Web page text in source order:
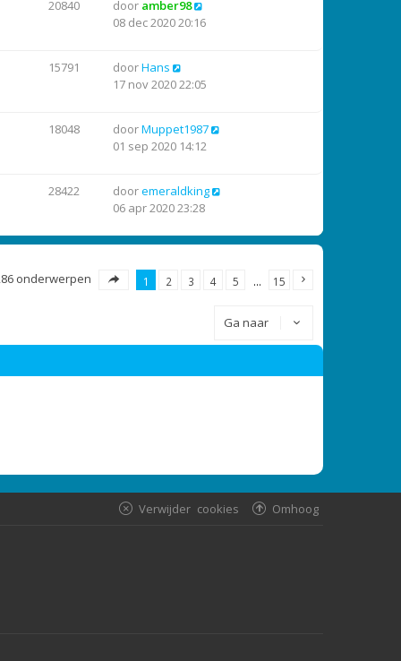
20840 door amber98
08 dec 2020 20:16
15791 doorHans
17 nov 2020 22:05
18048 doorMuppet1987
01 sep 2020 14:12
28422 dooremeraldking
06 apr 2020 23:28
onderwerpen 1 2 3 4 5 … 15
Ga naar
Omhoog
Verwijder cookies